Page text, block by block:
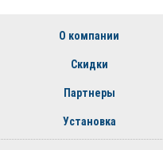
О компании
Скидки
Партнеры
Установка